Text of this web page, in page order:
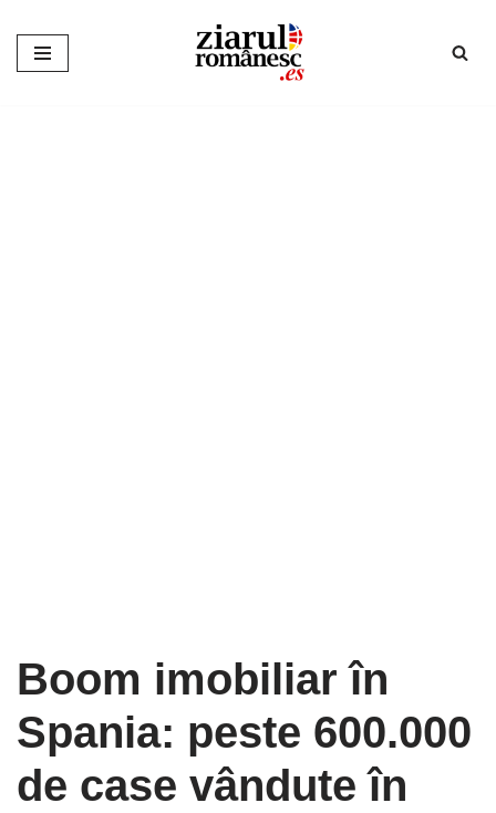
Sari
Boom imobiliar în
Spania: peste 600.000
de case vândute în